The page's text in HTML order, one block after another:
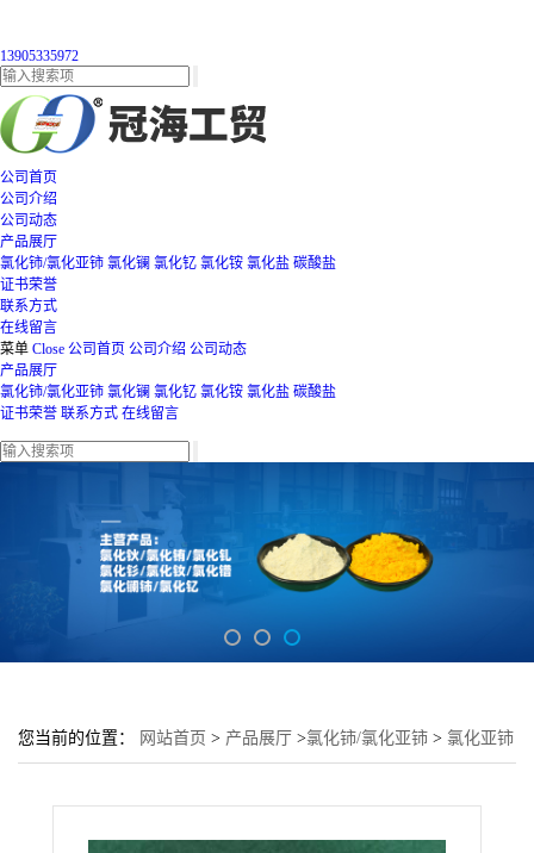
13905335972
公司首页
公司介绍
公司动态
产品展厅
氯化铈/氯化亚铈 氯化镧 氯化钇 氯化铵 氯化盐 碳酸盐
证书荣誉
联系方式
在线留言
菜单 Close 公司首页 公司介绍 公司动态
产品展厅
氯化铈/氯化亚铈 氯化镧 氯化钇 氯化铵 氯化盐 碳酸盐
证书荣誉 联系方式 在线留言
您当前的位置： 网站首页 > 产品展厅 >氯化铈/氯化亚铈 > 氯化亚铈